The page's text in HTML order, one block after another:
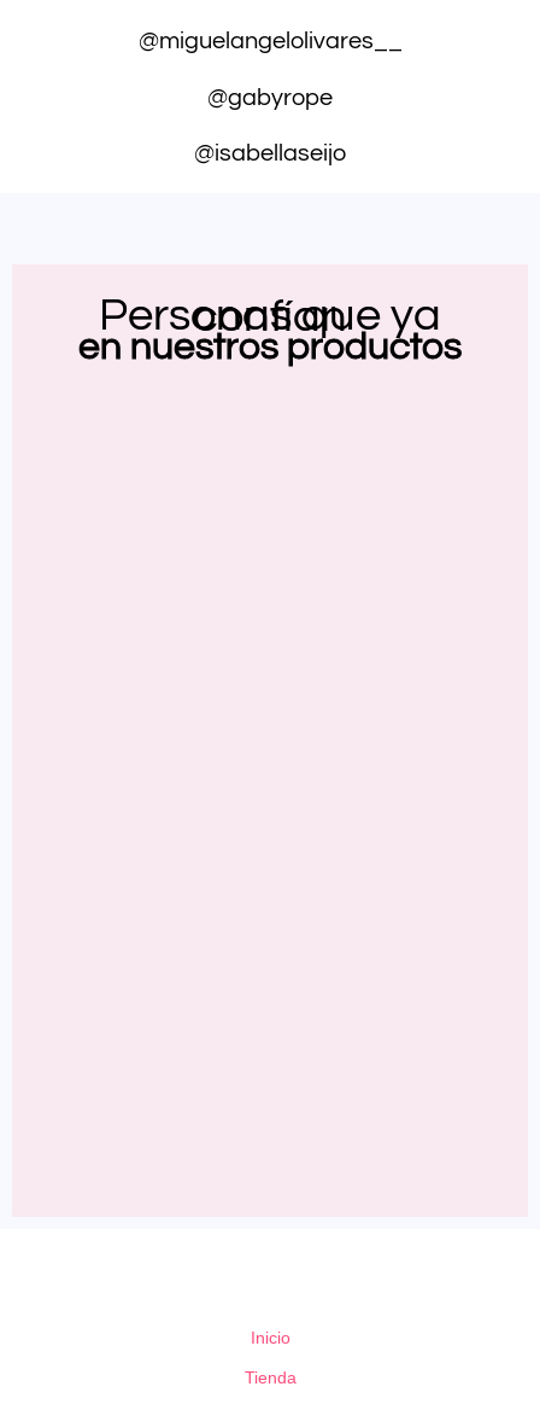
@miguelangelolivares__
@gabyrope
@isabellaseijo
Personas que ya confían
en nuestros productos
Inicio
Tienda